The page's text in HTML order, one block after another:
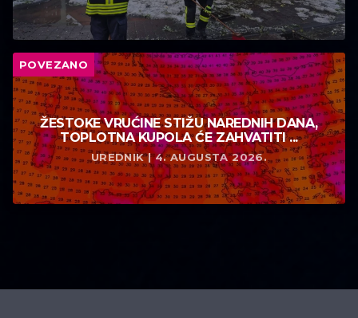
POVEZANO
ŽESTOKE VRUĆINE STIŽU NAREDNIH DANA,
TOPLOTNA KUPOLA ĆE ZAHVATITI ...
UREDNIK | 4. AUGUSTA 2026.